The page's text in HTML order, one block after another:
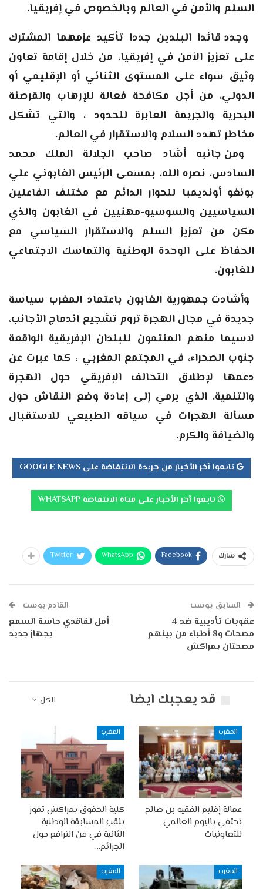
السلم والأمن في العالم وبالخصوص في إفريقيا.
وجدد قائدا البلدين جددا تأكيد عزمهما المشترك
على تعزيز الأمن في إفريقيا، من خلال إقامة تعاون
وثيق سواء على المستوى الثنائي أو الإقليمي أو
الدولي، من أجل مكافحة فعالة للإرهاب والقرصنة
البحرية والجريمة العابرة للحدود ، والتي تشكل
مخاطر تهدد السلام والاستقرار في العالم.
ومن جانبه أشاد صاحب الجلالة الملك محمد
السادس، نصره الله، بمسعى الرئيس الغابوني علي
بونغو أونديمبا للحوار الدائم مع مختلف الفاعلين
السياسيين والسوسيو-مهنيين في الغابون والذي
مكن من تعزيز السلم والاستقرار السياسي مع
الحفاظ على الوحدة الوطنية والتماسك الاجتماعي
للغابون.
وأشادت جمهورية الغابون باعتماد المغرب سياسة
جديدة في مجال الهجرة تروم تشجيع اندماج الأجانب،
لاسيما منهم المنتمون للبلدان الإفريقية الواقعة
جنوب الصحراء، في المجتمع المغربي ، كما عبرت عن
دعمها لإطلاق التحالف الإفريقي حول الهجرة
والتنمية، الذي يرمي إلى إعادة وضع النقاش حول
مسألة الهجرات في سياقه الطبيعي للاستقبال
والضيافة والكرم.
تابعوا آخر الأخبار من جريدة الانتفاضة على GOOGLE NEWS
تابعوا آخر الأخبار على قناة الانتفاضة WHATSAPP
شارك Facebook
WhatsApp
Twitter
السابق بوست
عقوبات تأديبية ضد 4
مصحات و8 أطباء من بينهم
مصحتان بمراكش
القادم بوست
أمل لفاقدي حاسة السمع
بجهاز جديد
الكل قد يعجبك ايضا
المغرب
عمالة إقليم الفقيه بن صالح
تحتفي باليوم العالمي
للتعاونيات
المغرب
كلية الحقوق بمراكش تفوز
بلقب المسابقة الوطنية
الثانية في فن الترافع حول
الجرائم…
المغرب المغرب